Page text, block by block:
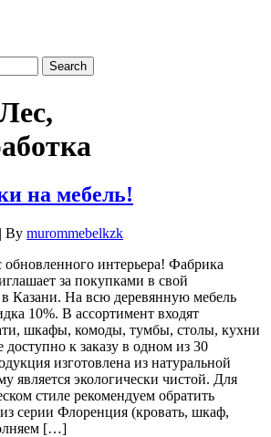
на мебель!
| By murommebelkzk
интерьера! Фабрика
за покупками в свой
Казани. На всю деревянную мебель
10%. В ассортимент входят
шкафы, комоды, тумбы, столы, кухни
к заказу в одном из 30
изготовлена из натуральной
является экологически чистой. Для
стиле рекомендуем обратить
серии Флоренция (кровать, шкаф,
[…]